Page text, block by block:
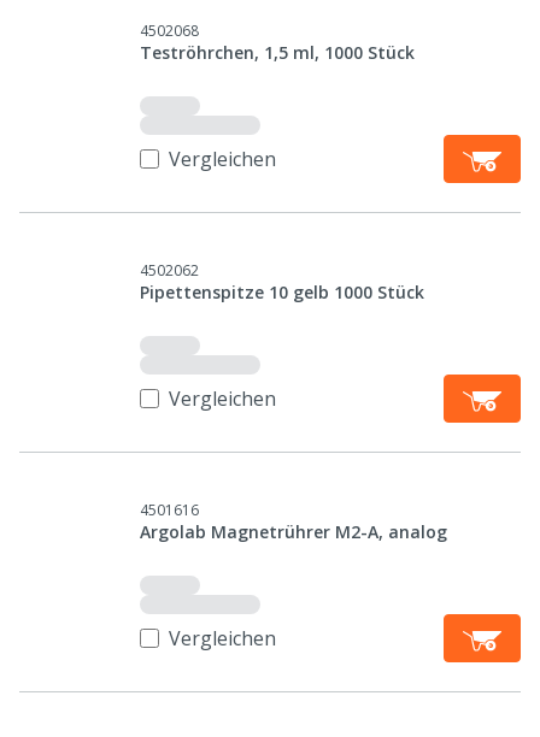
4502068
Teströhrchen, 1,5 ml, 1000 Stück
Vergleichen
4502062
Pipettenspitze 10 gelb 1000 Stück
Vergleichen
4501616
Argolab Magnetrührer M2-A, analog
Vergleichen